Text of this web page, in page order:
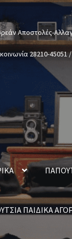
Αποστολές-
28210-45051
ΠΑΙΔΙΚΑ